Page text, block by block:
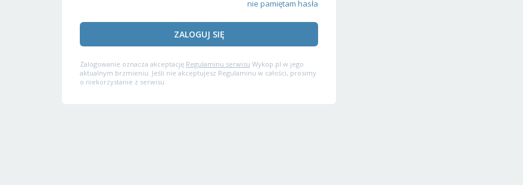
nie pamiętam hasła
ZALOGUJ SIĘ
Zalogowanie oznacza akceptację Regulaminu serwisu Wykop.pl w jego
aktualnym brzmieniu. Jeśli nie akceptujesz Regulaminu w całości, prosimy
o niekorzystanie z serwisu.